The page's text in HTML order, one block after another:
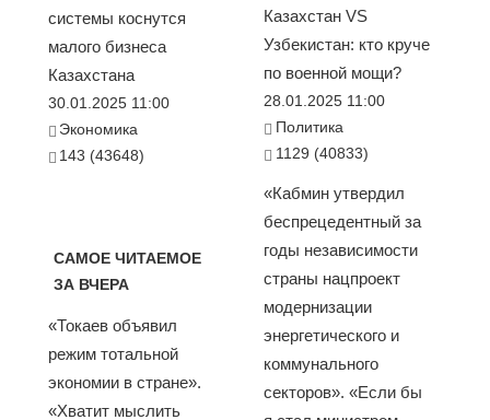
системы коснутся
малого бизнеса
Казахстана
30.01.2025 11:00
Экономика
143 (43648)
САМОЕ ЧИТАЕМОЕ
ЗА ВЧЕРА
«Токаев объявил
режим тотальной
экономии в стране».
«Хватит мыслить
Казахстан VS
Узбекистан: кто круче
по военной мощи?
28.01.2025 11:00
Политика
1129 (40833)
«Кабмин утвердил
беспрецедентный за
годы независимости
страны нацпроект
модернизации
энергетического и
коммунального
секторов». «Если бы